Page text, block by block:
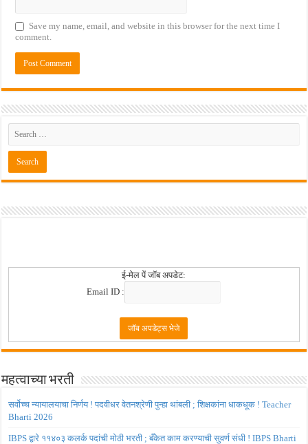
Save my name, email, and website in this browser for the next time I
comment.
ई-मेल पें जॉब अपडेट:
Email ID :
महत्वाच्या भरती
सर्वोच्च न्यायालयाचा निर्णय ! पदवीधर वेतनश्रेणी पुन्हा थांबली ; शिक्षकांना धाकधूक ! Teacher
Bharti 2026
IBPS द्वारे ११४०३ कलर्क पदांची मोठी भरती ; बँकेत काम करण्याची सुवर्ण संधी ! IBPS Bharti